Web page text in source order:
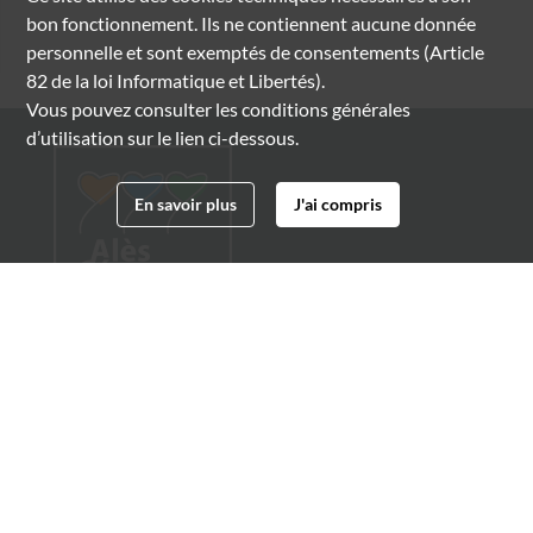
bon fonctionnement. Ils ne contiennent aucune donnée
personnelle et sont exemptés de consentements (Article
82 de la loi Informatique et Libertés).
Vous pouvez consulter les conditions générales
d’utilisation sur le lien ci-dessous.
En savoir plus J'ai compris